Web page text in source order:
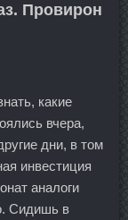
Провирон
какие
вчера,
дни, в том
инвестиция
аналоги
Сидишь в